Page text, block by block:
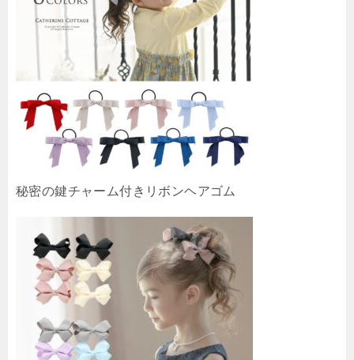
秘密の鍵チャーム付きリボンヘアゴム